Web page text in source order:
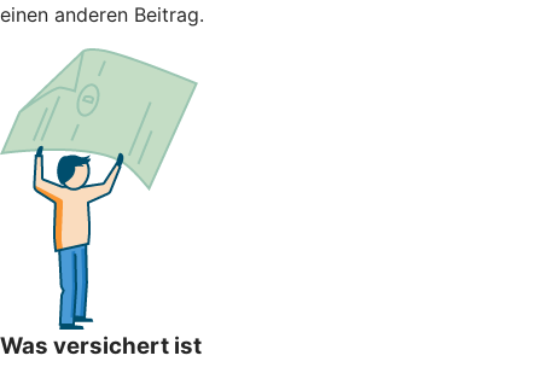
einen anderen Beitrag.
Was versichert ist